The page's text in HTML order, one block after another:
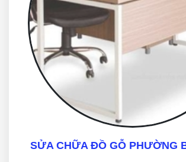
SỬA CHỮA ĐỒ GỖ PHƯỜNG